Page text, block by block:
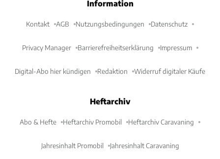
Information
Kontakt AGB Nutzungsbedingungen Datenschutz
Privacy Manager Barrierefreiheitserklärung Impressum
Digital-Abo hier kündigen Redaktion Widerruf digitaler Käufe
Heftarchiv
Abo & Hefte Heftarchiv Promobil Heftarchiv Caravaning
Jahresinhalt Promobil Jahresinhalt Caravaning